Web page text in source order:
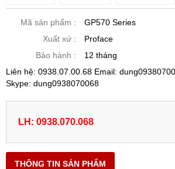
Mã sản phẩm :
GP570 Series
Xuất xứ :
Proface
Bảo hành :
12 tháng
Liên hệ: 0938.07.00.68 Email:
Skype: dung0938070068
LH: 0938.070.068
THÔNG TIN SẢN PHẨM